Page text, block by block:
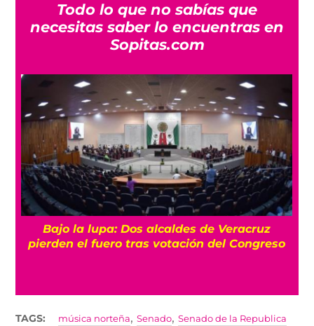
Todo lo que no sabías que
necesitas saber lo encuentras en
Sopitas.com
Bajo la lupa: Dos alcaldes de Veracruz
pierden el fuero tras votación del Congreso
TAGS: música norteña,Senado,Senado de la Republica